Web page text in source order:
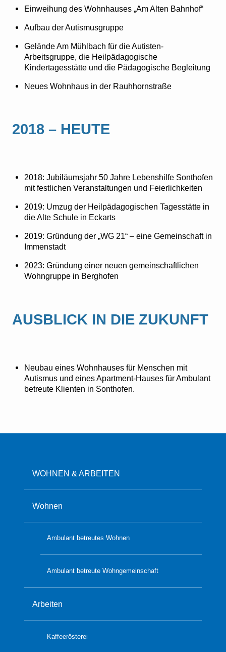
Einweihung des Wohnhauses „Am Alten Bahnhof“
Aufbau der Autismusgruppe
Gelände Am Mühlbach für die Autisten-
Arbeitsgruppe, die Heilpädagogische
Kindertagesstätte und die Pädagogische Begleitung
Neues Wohnhaus in der Rauhhornstraße
2018 – HEUTE
2018: Jubiläumsjahr 50 Jahre Lebenshilfe Sonthofen
mit festlichen Veranstaltungen und Feierlichkeiten
2019: Umzug der Heilpädagogischen Tagesstätte in
die Alte Schule in Eckarts
2019: Gründung der „WG 21“ – eine Gemeinschaft in
Immenstadt
2023: Gründung einer neuen gemeinschaftlichen
Wohngruppe in Berghofen
AUSBLICK IN DIE ZUKUNFT
Neubau eines Wohnhauses für Menschen mit
Autismus und eines Apartment-Hauses für Ambulant
betreute Klienten in Sonthofen.
WOHNEN & ARBEITEN
Wohnen
Ambulant betreutes Wohnen
Ambulant betreute Wohngemeinschaft
Arbeiten
Kaffeerösterei